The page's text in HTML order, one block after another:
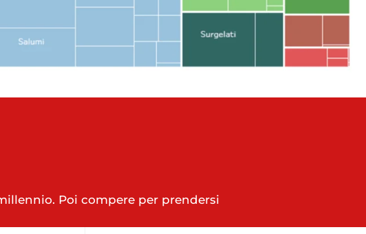
Poi compere per prendersi